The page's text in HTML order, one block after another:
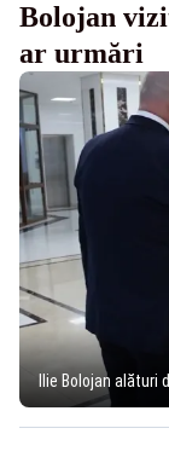
Bolojan
ar urmări
Ilie Bolojan alături